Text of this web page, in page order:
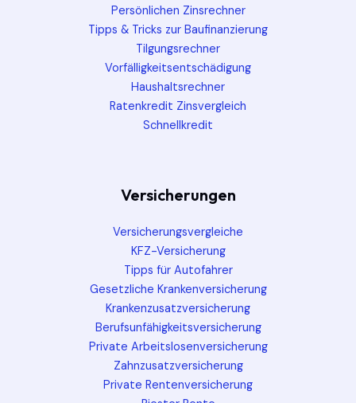
Persönlichen Zinsrechner
Tipps & Tricks zur Baufinanzierung
Tilgungsrechner
Vorfälligkeitsentschädigung
Haushaltsrechner
Ratenkredit Zinsvergleich
Schnellkredit
Versicherungen
Versicherungsvergleiche
KFZ-Versicherung
Tipps für Autofahrer
Gesetzliche Krankenversicherung
Krankenzusatzversicherung
Berufsunfähigkeitsversicherung
Private Arbeitslosenversicherung
Zahnzusatzversicherung
Private Rentenversicherung